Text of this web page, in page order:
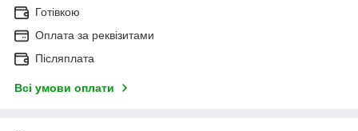
Готівкою
Оплата за реквізитами
Післяплата
Всі умови оплати